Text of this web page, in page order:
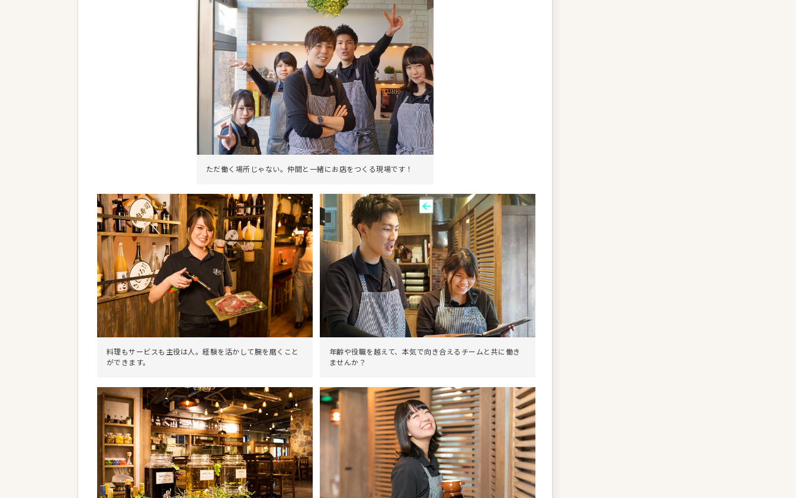
ただ働く場所じゃない。仲間と一緒にお店をつくる現場です！
料理もサービスも主役は人。経験を活かして腕を磨くこと
ができます。
年齢や役職を越えて、本気で向き合えるチームと共に働き
ませんか？